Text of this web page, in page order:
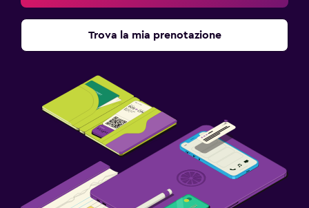
Spazio di lavoro
Trova la mia prenotazione